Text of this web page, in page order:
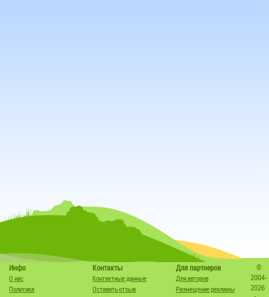
Инфо
О нас
Политика
Контакты
Контактные данные
Оставить отзыв
Для партнеров
Для авторов
Размещение рекламы
©
2004-
2026